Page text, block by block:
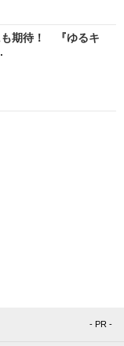
も期待！ 『ゆるキ
- PR -